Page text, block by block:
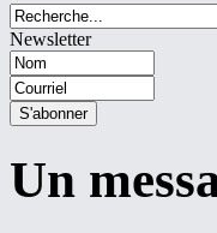
Newsletter
Un